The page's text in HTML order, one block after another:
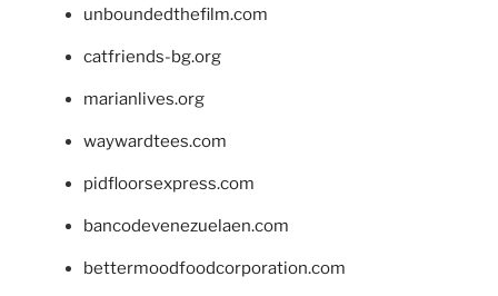
unboundedthefilm.com
catfriends-bg.org
marianlives.org
waywardtees.com
pidfloorsexpress.com
bancodevenezuelaen.com
bettermoodfoodcorporation.com